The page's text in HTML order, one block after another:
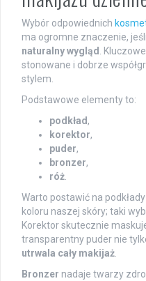
Wybór odpowiednich
ma ogromne znaczenie,
naturalny wygląd .
stonowane i dobrze
stylem.
Podstawowe elementy to:
podkład,
korektor,
puder,
bronzer,
róż.
Warto postawić na
koloru naszej skóry; taki
Korektor skutecznie
transparentny puder nie
utrwala cały makijaż.
Bronzer nadaje twarzy